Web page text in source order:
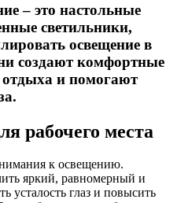
– это настольные
светильники,
освещение в
создают комфортные
и помогают
рабочего места
к освещению.
яркий, равномерный и
усталость глаз и повысить